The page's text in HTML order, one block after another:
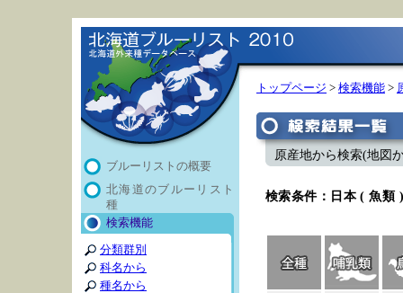
ブルーリストの概要
北海道のブルーリスト
種
検索機能
分類群別
科名から
種名から
トップページ > 検索機能 >
原産地から検索(地
検索条件：日本 ( 魚類